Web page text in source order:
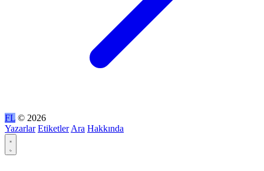
FL © 2026
Yazarlar Etiketler Ara Hakkında